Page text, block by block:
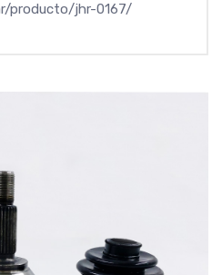
producto/jhr-0167/